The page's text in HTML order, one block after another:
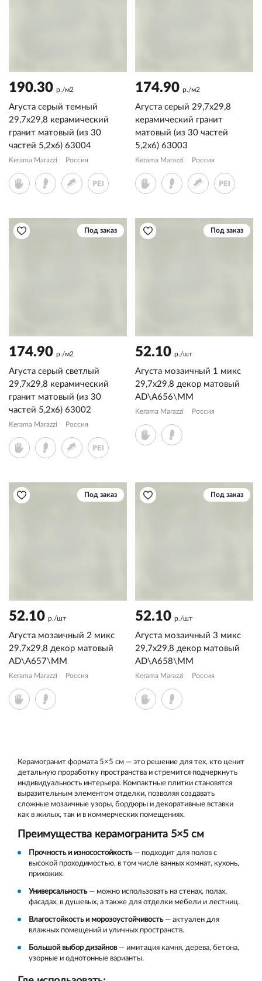
190.30 р./м2
Агуста серый темный
29,7x29,8 керамический
гранит матовый (из 30
частей 5,2х6) 63004
Kerama Marazzi Россия
174.90 р./м2
Агуста серый 29,7x29,8
керамический гранит
матовый (из 30 частей
5,2х6) 63003
Kerama Marazzi Россия
Под заказ
174.90 р./м2
Агуста серый светлый
29,7x29,8 керамический
гранит матовый (из 30
частей 5,2х6) 63002
Kerama Marazzi Россия
Под заказ
52.10 р./шт
Агуста мозаичный 1 микс
29,7x29,8 декор матовый
AD\A656\MM
Kerama Marazzi Россия
Под заказ
52.10 р./шт
Агуста мозаичный 2 микс
29,7x29,8 декор матовый
AD\A657\MM
Kerama Marazzi Россия
Под заказ
52.10 р./шт
Агуста мозаичный 3 микс
29,7x29,8 декор матовый
AD\A658\MM
Kerama Marazzi Россия
Керамогранит формата 5×5 см — это решение для тех, кто ценит
детальную проработку пространства и стремится подчеркнуть
индивидуальность интерьера. Компактные плитки становятся
выразительным элементом отделки, позволяя создавать
сложные мозаичные узоры, бордюры и декоративные вставки
как в жилых, так и в коммерческих помещениях.
Преимущества керамогранита 5×5 см
Прочность и износостойкость— подходит для полов с
высокой проходимостью, в том числе ванных комнат, кухонь,
прихожих.
Универсальность— можно использовать на стенах, полах,
фасадах, в душевых, а также для отделки мебели и лестниц.
Влагостойкость и морозоустойчивость— актуален для
влажных помещений и уличных пространств.
Большой выбор дизайнов— имитация камня, дерева, бетона,
узорные и однотонные варианты.